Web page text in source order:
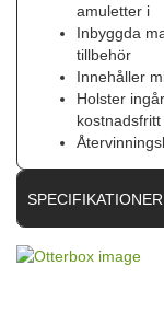
amuletter i
Inbyggda
tillbehör
Innehåller
Holster
SPECIFIKATIONER